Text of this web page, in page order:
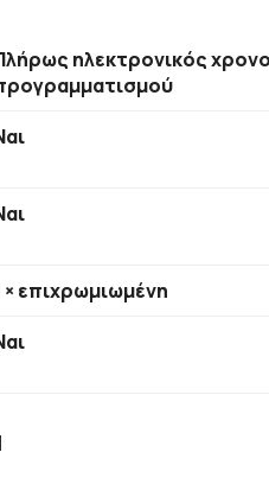
ηλεκτρονικός
× επιχρωμιωμένη